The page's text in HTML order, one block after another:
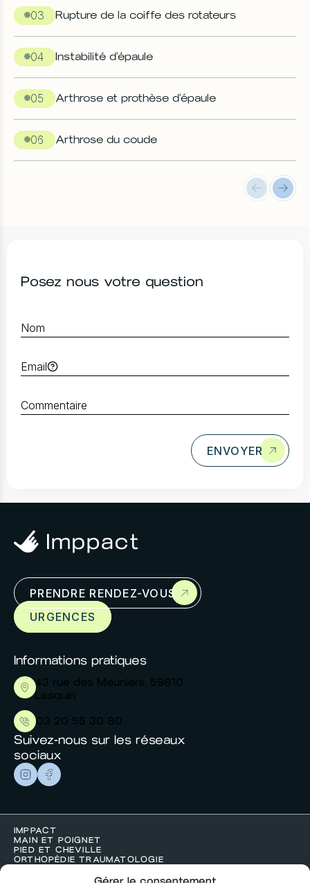
03 Rupture de la coiffe des rotateurs
04 Instabilité d'épaule
05 Arthrose et prothèse d'épaule
06 Arthrose du coude
Posez nous votre question
ENVOYER
Prendre rendez-
Cras mollis diam et id. Tincidunt imperdiet
mauris volutpat aliquet turpis sed.
PRENDRE RENDEZ-VOUS
URGENCES
Informations pratiques
43 rue des Meuniers, 59810
Lesquin
03 20 55 30 80
Suivez-nous sur les réseaux
sociaux
IMPPACT
MAIN ET POIGNET
PIED ET CHEVILLE
ORTHOPÉDIE TRAUMATOLOGIE